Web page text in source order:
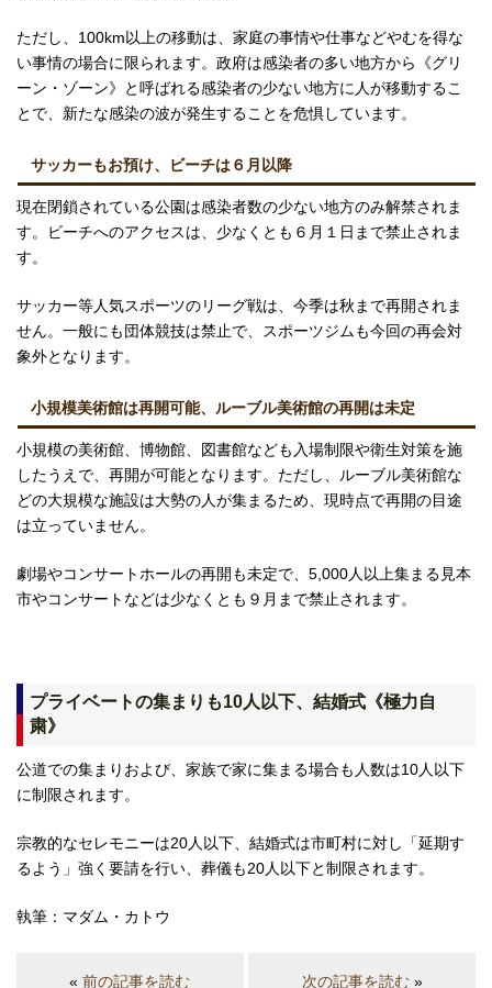
ただし、100km以上の移動は、家庭の事情や仕事などやむを得な
い事情の場合に限られます。政府は感染者の多い地方から《グリ
ーン・ゾーン》と呼ばれる感染者の少ない地方に人が移動するこ
とで、新たな感染の波が発生することを危惧しています。
サッカーもお預け、ビーチは６月以降
現在閉鎖されている公園は感染者数の少ない地方のみ解禁されま
す。ビーチへのアクセスは、少なくとも６月１日まで禁止されま
す。
サッカー等人気スポーツのリーグ戦は、今季は秋まで再開されま
せん。一般にも団体競技は禁止で、スポーツジムも今回の再会対
象外となります。
小規模美術館は再開可能、ルーブル美術館の再開は未定
小規模の美術館、博物館、図書館なども入場制限や衛生対策を施
したうえで、再開が可能となります。ただし、ルーブル美術館な
どの大規模な施設は大勢の人が集まるため、現時点で再開の目途
は立っていません。
劇場やコンサートホールの再開も未定で、5,000人以上集まる見本
市やコンサートなどは少なくとも９月まで禁止されます。
プライベートの集まりも10人以下、結婚式《極力自
粛》
公道での集まりおよび、家族で家に集まる場合も人数は10人以下
に制限されます。
宗教的なセレモニーは20人以下、結婚式は市町村に対し「延期す
るよう」強く要請を行い、葬儀も20人以下と制限されます。
執筆：マダム・カトウ
«前の記事を読む 次の記事を読む»